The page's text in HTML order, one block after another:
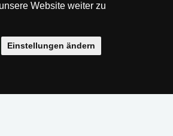
Website weiter zu
Einstellungen ändern